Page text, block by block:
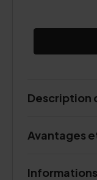
Description
Avantages